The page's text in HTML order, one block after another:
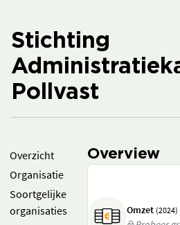
Stichting
Pollvast
Overzicht
Organisatie
Soortgelijke
organisaties
Overview
Omzet (2024)